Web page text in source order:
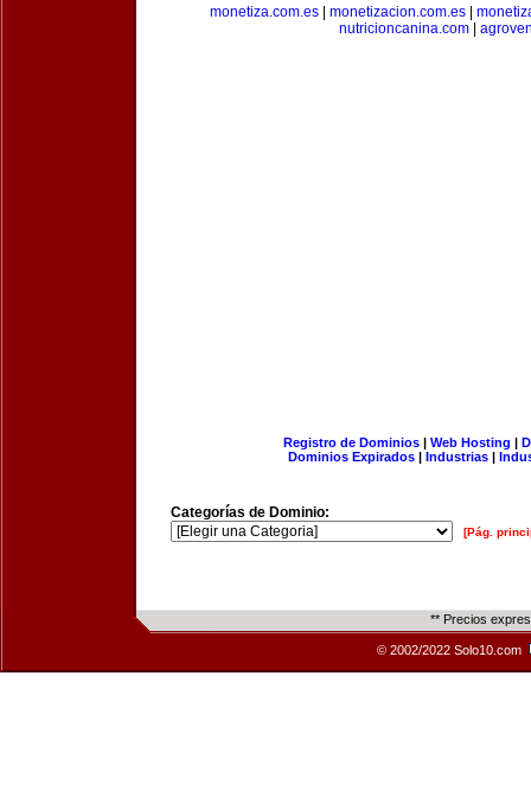
monetiza.com.es| monetizacion.com.es|
nutricioncanina.com
Registro de Dominios| Web Hosting |
Dominios Expirados | Industrias |
Categorías de Dominio:
[Pág.
** Precios
© 2002/2022 Solo10.com